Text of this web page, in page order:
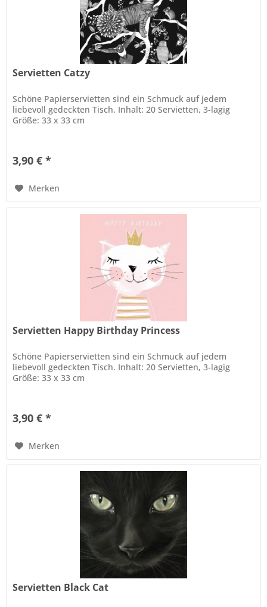
Servietten Catzy
Schöne Papierservietten sind ein Schmuck auf jedem
liebevoll gedeckten Tisch. Inhalt: 20 Servietten, 3-lagig
Größe: 33 x 33 cm
3,90 € *
Merken
Servietten Happy Birthday Princess
Schöne Papierservietten sind ein Schmuck auf jedem
liebevoll gedeckten Tisch. Inhalt: 20 Servietten, 3-lagig
Größe: 33 x 33 cm
3,90 € *
Merken
Servietten Black Cat